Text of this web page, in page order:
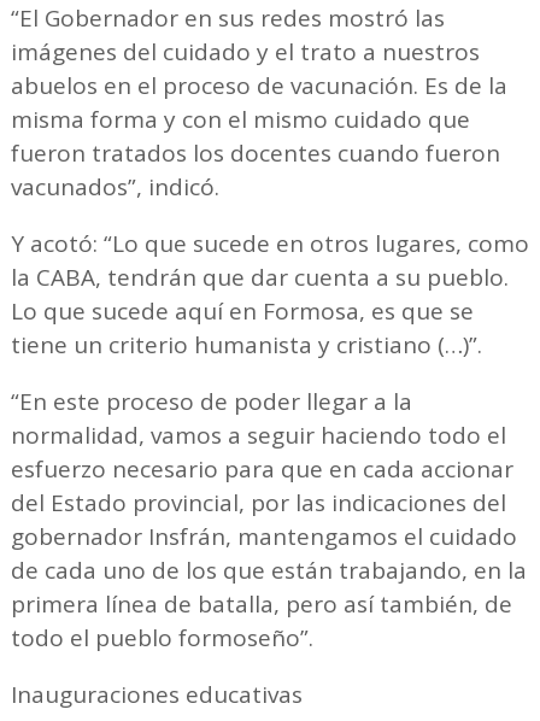
“El Gobernador en sus redes mostró las
imágenes del cuidado y el trato a nuestros
abuelos en el proceso de vacunación. Es de la
misma forma y con el mismo cuidado que
fueron tratados los docentes cuando fueron
vacunados”, indicó.
Y acotó: “Lo que sucede en otros lugares, como
la CABA, tendrán que dar cuenta a su pueblo.
Lo que sucede aquí en Formosa, es que se
tiene un criterio humanista y cristiano (…)”.
“En este proceso de poder llegar a la
normalidad, vamos a seguir haciendo todo el
esfuerzo necesario para que en cada accionar
del Estado provincial, por las indicaciones del
gobernador Insfrán, mantengamos el cuidado
de cada uno de los que están trabajando, en la
primera línea de batalla, pero así también, de
todo el pueblo formoseño”.
Inauguraciones educativas